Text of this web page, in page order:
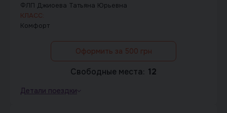
ФЛП Джиоева Татьяна Юрьевна
КЛАСС:
Комфорт
Оформить за 500 грн
Свободные места: 12
Детали поездки